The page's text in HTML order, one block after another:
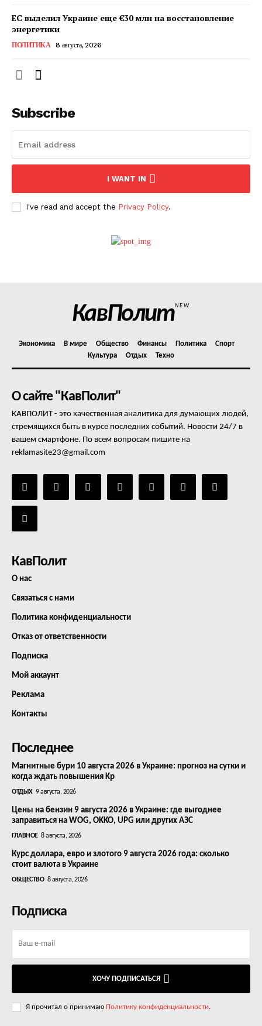
О нас
Политика конфиденциальности
ЕС выделил Украине еще €30 млн на восстановление
энергетики
ПОЛИТИКА 8 августа, 2026
Subscribe
I WANT IN
I've read and accept the Privacy Policy.
КавПолитNEW
Экономика В мире Общество Финансы Политика
Спорт
Культура
Отдых Техно
О сайте "КавПолит"
КАВПОЛИТ - это качественная аналитика для думающих людей,
стремящихся быть в курсе последних событий. Новости 24/7 в
вашем смартфоне. По всем вопросам пишите на
reklamasite23@gmail.com
КавПолит
О нас
Связаться с нами
Политика конфиденциальности
Отказ от ответственности
Подписка
Мой аккаунт
Реклама
Контакты
Последнее
Магнитные бури 10 августа 2026 в Украине: прогноз на сутки и
когда ждать повышения Kp
ОТДЫХ 9 августа, 2026
Цены на бензин 9 августа 2026 в Украине: где выгоднее
заправиться на WOG, OKKO, UPG или других АЗС
ГЛАВНОЕ 8 августа, 2026
Курс доллара, евро и злотого 9 августа 2026 года: сколько
стоит валюта в Украине
ОБЩЕСТВО 8 августа, 2026
Подписка
ХОЧУ ПОДПИСАТЬСЯ
Я прочитал о принимаю Политику конфиденциальности.